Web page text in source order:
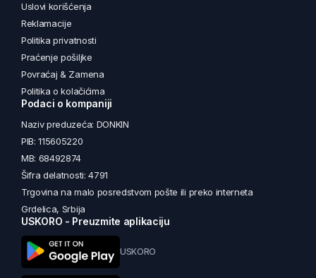
Uslovi korišćenja
Reklamacije
Politika privatnosti
Praćenje pošiljke
Povraćaj & Zamena
Politika o kolačićima
Podaci o kompaniji
Naziv preduzeća: DONKIN
PIB: 115605220
MB: 68492874
Šifra delatnosti: 4791
Trgovina na malo posredstvom pošte ili preko interneta
Grdelica, Srbija
USKORO - Preuzmite aplikaciju
USKORO